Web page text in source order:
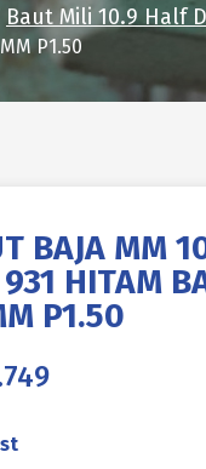
Baut Mili 10.9 Half
P1.50
BAJA MM
HITAM
P1.50